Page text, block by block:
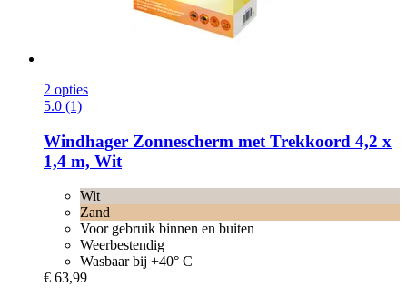
2 opties
5.0 (1)
Windhager Zonnescherm met Trekkoord 4,2 x
1,4 m, Wit
Wit
Zand
Voor gebruik binnen en buiten
Weerbestendig
Wasbaar bij +40° C
€ 63,99